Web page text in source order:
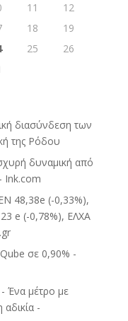
11
12
18
19
25
26
διασύνδεση των
της Ρόδου
δυναμική από
Ink.com
48,38e (-0,33%),
e (-0,78%), ΕΛΧΑ
σε 0,90% -
Ένα μέτρο με
-